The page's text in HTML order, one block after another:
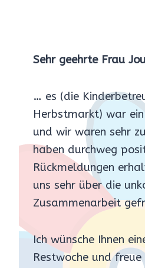
Sehr geehrte Frau
… es (die
Herbstmarkt) war
und wir waren sehr
haben durchweg
Rückmeldungen
uns sehr über die
Zusammenarbeit
Ich wünsche Ihnen
Restwoche und